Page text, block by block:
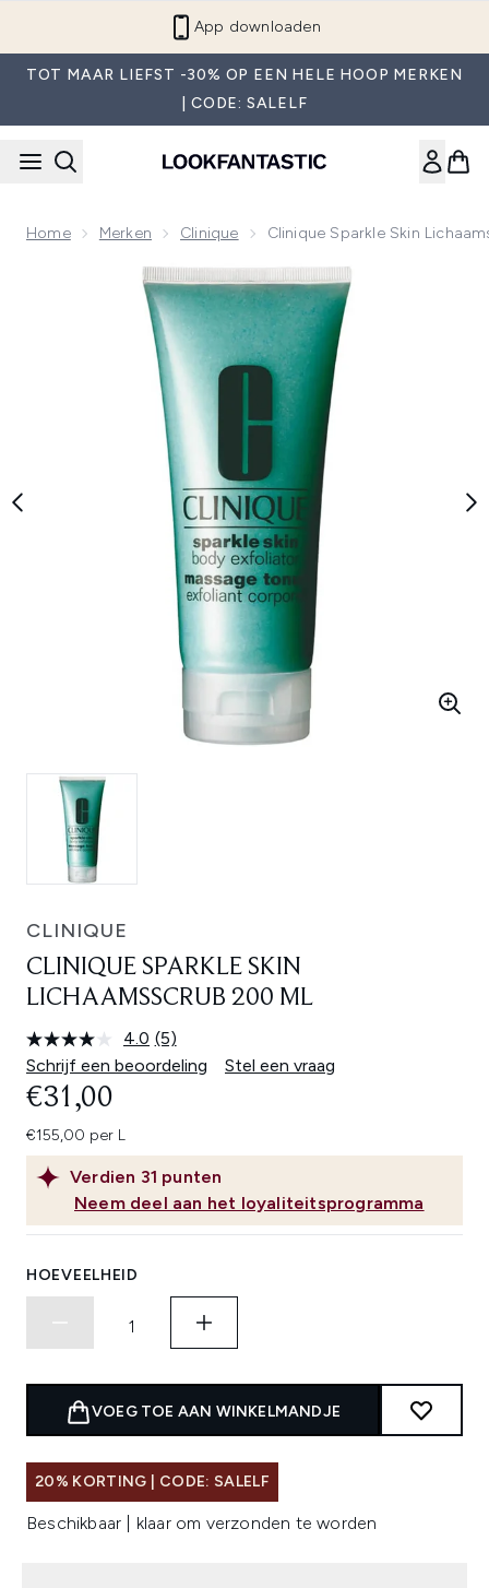
App downloaden
TOT MAAR LIEFST -30% OP EEN HELE HOOP MERKEN
| CODE: SALELF
Home Merken Clinique Clinique Sparkle Skin
Now showing image 1 Clinique Sparkle Skin Lichaamsscrub
CLINIQUE
CLINIQUE SPARKLE SKIN
LICHAAMSSCRUB 200 ML
4.0 Lees
5
beoordelingen.
(5)
Schrijf een beoordeling
Stel een vraag
Verdien 31 punten
Neem deel aan het loyaliteitsprogramma
€31,00
€155,00 per L
HOEVEELHEID
VOEG TOE AAN WINKELMANDJE
20% KORTING | CODE: SALELF
Beschikbaar | klaar om verzonden te worden